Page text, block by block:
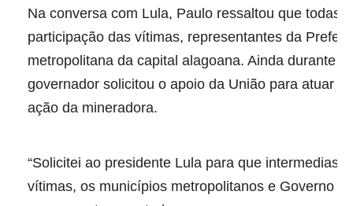
Na conversa com Lula, Paulo ressaltou que todas
participação das vítimas, representantes da
metropolitana da capital alagoana. Ainda durante
governador solicitou o apoio da União para atuar
ação da mineradora.
“Solicitei ao presidente Lula para que
vítimas, os municípios metropolitanos e Governo